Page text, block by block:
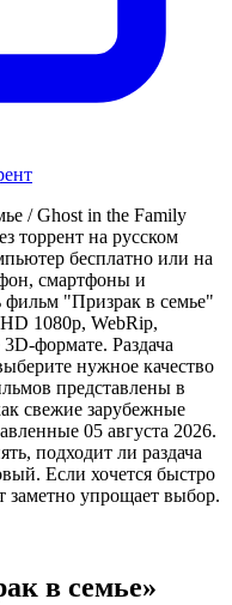
/ Ghost in the Family
торрент на русском
бесплатно или на
смартфоны и
"Призрак в семье"
1080p, WebRip,
формате. Раздача
нужное качество
представлены в
свежие зарубежные
05 августа 2026.
подходит ли раздача
Если хочется быстро
заметно упрощает выбор.
в семье»